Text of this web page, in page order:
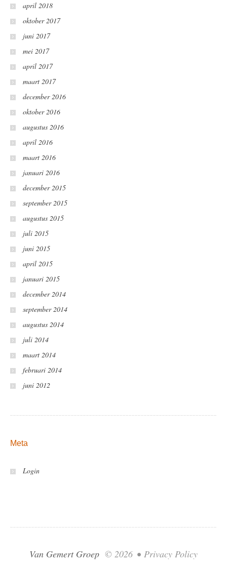
april 2018
oktober 2017
juni 2017
mei 2017
april 2017
maart 2017
december 2016
oktober 2016
augustus 2016
april 2016
maart 2016
januari 2016
december 2015
september 2015
augustus 2015
juli 2015
juni 2015
april 2015
januari 2015
december 2014
september 2014
augustus 2014
juli 2014
maart 2014
februari 2014
juni 2012
Meta
Login
Van Gemert Groep © 2026 • Privacy Policy